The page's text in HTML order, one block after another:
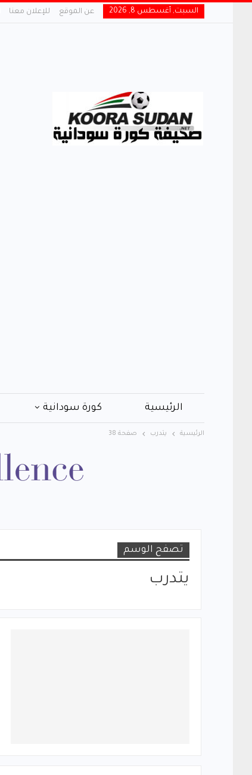
السبت, أغسطس 8, 2026 عن الموقع للإعلان معنا
الرئيسية كورة سودانية
الرئيسية يتدرب صفحة 38
تصفح الوسم
يتدرب